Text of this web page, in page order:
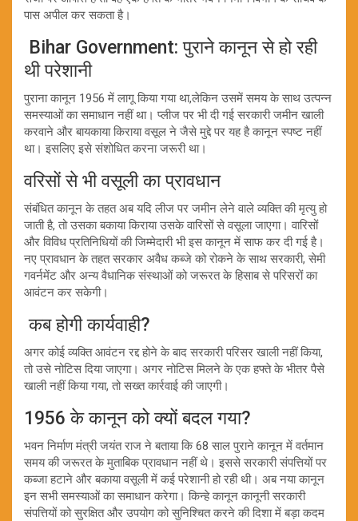
पास अपील कर सकता है।
Bihar Government: पुराने कानून से हो रही
थी परेशानी
पुराना कानून 1956 में लागू किया गया था,लेकिन उसमें समय के साथ उत्पन्न
समस्याओं का समाधान नहीं था। प्लीज पर भी दी गई सरकारी जमीन खाली
करवाने और बायकाया किराया वसूल ने जैसे मुद्दे पर यह है कानून स्पष्ट नहीं
था। इसलिए इसे संशोधित करना जरूरी था।
वरिसों से भी वसूली का प्रावधान
संबंधित कानून के तहत अब यदि लीज पर जमीन लेने वाले व्यक्ति की मृत्यु हो
जाती है, तो उसका बकाया किराया उसके वारिसों से वसूला जाएगा। वारिसों
और विविध प्रतिनिधियों की जिम्मेदारी भी इस कानून में साफ कर दी गई है।
नए प्रावधान के तहत सरकार अवैध कब्जे को रोकने के साथ सरकारी, सेमी
गवर्नमेंट और अन्य वैधानिक संस्थाओं को जरूरत के हिसाब से परिसरों का
आवंटन कर सकेगी।
कब होगी कार्यवाही?
अगर कोई व्यक्ति आवंटन रद्द होने के बाद सरकारी परिसर खाली नहीं किया,
तो उसे नोटिस दिया जाएगा। अगर नोटिस मिलने के एक हफ्ते के भीतर पैसे
खाली नहीं किया गया, तो सख्त कार्रवाई की जाएगी।
1956 के कानून को क्यों बदल गया?
भवन निर्माण मंत्री जयंत राज ने बताया कि 68 साल पुराने कानून में वर्तमान
समय की जरूरत के मुताबिक प्रावधान नहीं थे। इससे सरकारी संपत्तियों पर
कब्जा हटाने और बकाया वसूली में कई परेशानी हो रही थी। अब नया कानून
इन सभी समस्याओं का समाधान करेगा। किन्हे कानून कानूनी सरकारी
संपत्तियों को सुरक्षित और उपयोग को सुनिश्चित करने की दिशा में बड़ा कदम